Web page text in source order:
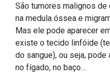
São tumores malignos de
na medula óssea e
Mas ele pode aparecer
existe o tecido linfóide
do sangue), ou seja,
no fígado, no baço…